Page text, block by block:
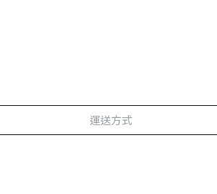
運送方式